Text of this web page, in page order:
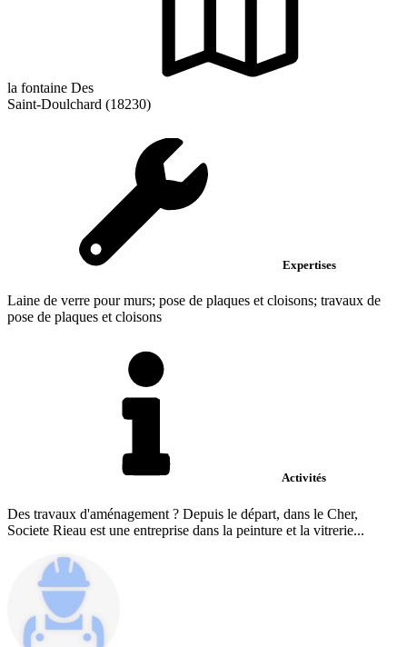
la fontaine Des
Saint-Doulchard (18230)
Expertises
Laine de verre pour murs; pose de plaques et cloisons; travaux de
pose de plaques et cloisons
Activités
Des travaux d'aménagement ? Depuis le départ, dans le Cher,
Societe Rieau est une entreprise dans la peinture et la vitrerie...